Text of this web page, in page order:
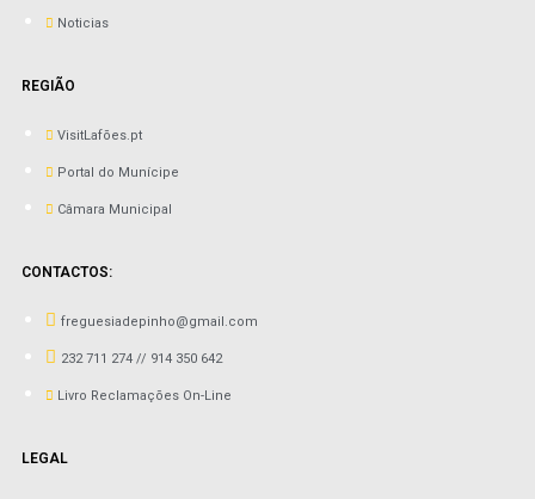
Noticias
REGIÃO
VisitLafões.pt
Portal do Munícipe
Câmara Municipal
CONTACTOS:
freguesiadepinho@gmail.com
232 711 274 // 914 350 642
Livro Reclamações On-Line
LEGAL